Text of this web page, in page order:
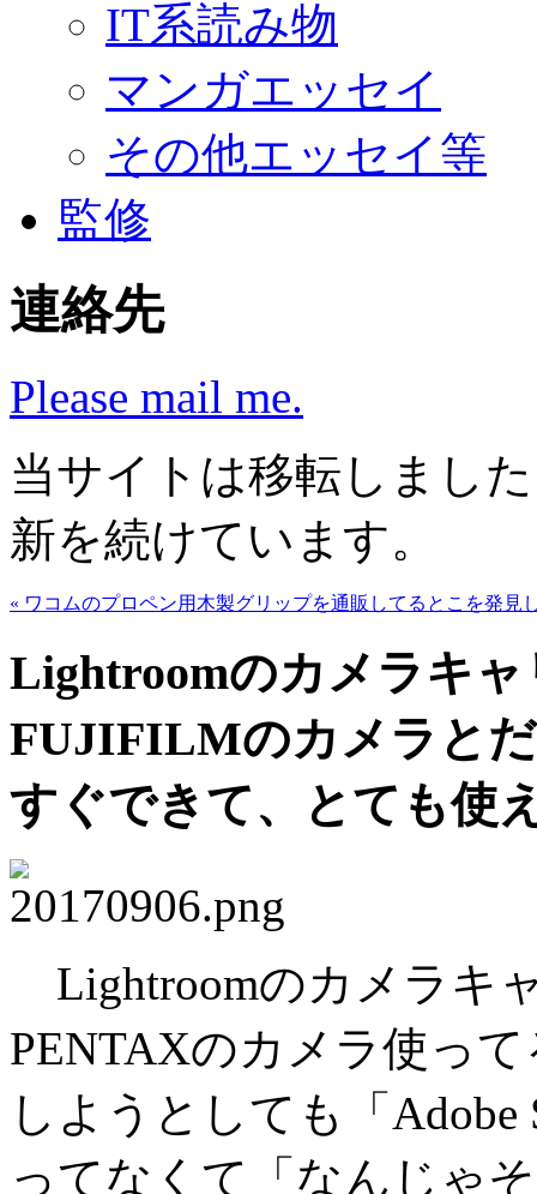
IT系読み物
マンガエッセイ
その他エッセイ等
監修
連絡先
Please mail me.
当サイトは移転しまし
新を続けています。
« ワコムのプロペン用木製グリップを通販してるとこを発見
Lightroomのカメラキ
FUJIFILMのカメラと
すぐできて、とても使
Lightroomのカメラキ
PENTAXのカメラ使っ
しようとしても「
ってなくて「なんじゃ